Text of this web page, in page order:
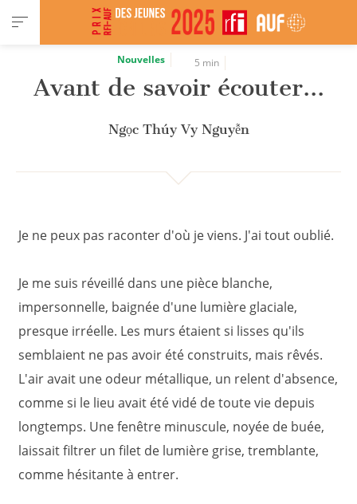
Panneau de gestion des cookies
Nouvelles 5 min
Avant de savoir écouter...
Ngọc Thúy Vy Nguyễn
Je ne peux pas raconter d'où je viens. J'ai tout oublié.
Je me suis réveillé dans une pièce blanche,
impersonnelle, baignée d'une lumière glaciale,
presque irréelle. Les murs étaient si lisses qu'ils
semblaient ne pas avoir été construits, mais rêvés.
L'air avait une odeur métallique, un relent d'absence,
comme si le lieu avait été vidé de toute vie depuis
longtemps. Une fenêtre minuscule, noyée de buée,
laissait filtrer un filet de lumière grise, tremblante,
comme hésitante à entrer.